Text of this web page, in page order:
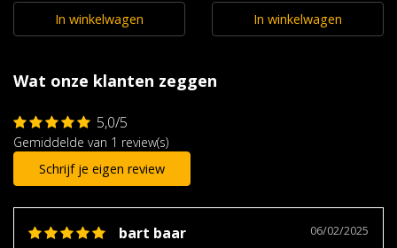
In winkelwagen In winkelwagen
Wat onze klanten zeggen
5,0/5
Gemiddelde van 1 review(s)
Schrijf je eigen review
bart baar 06/02/2025